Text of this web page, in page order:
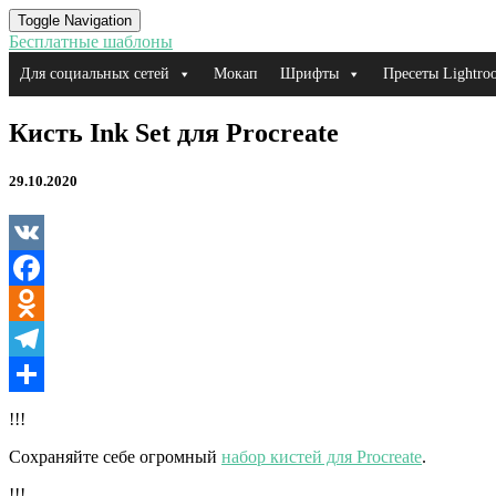
Toggle Navigation
Бесплатные шаблоны
Для социальных сетей Мокап Шрифты Пресеты
Кисть
Ink
для
Кисть Ink Set для Procreate
29.10.2020
VK
Facebook
Odnoklassniki
Telegram
Отправить
!!!
Сохраняйте себе огромный набор кистей для Procreate.